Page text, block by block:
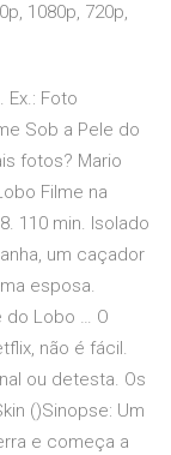
1080p, 720p,
Ex.: Foto
Sob a Pele do
fotos? Mario
Filme na
110 min. Isolado
um caçador
esposa.
do Lobo … O
não é fácil.
ou detesta. Os
()Sinopse: Um
e começa a